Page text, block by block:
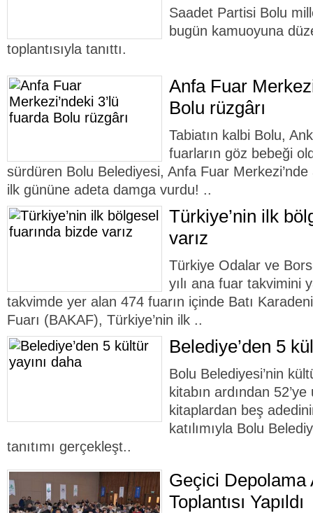
Saadet Partisi Bolu
bugün kamuoyuna
toplantısıyla tanıttı.
Anfa Fuar
Bolu rüzgârı
Tabiatın kalbi Bolu,
fuarların göz bebeği
sürdüren Bolu Belediyesi, Anfa Fuar Merkezi’nde
ilk gününe adeta damga vurdu! ..
Türkiye’nin ilk
varız
Türkiye Odalar ve
yılı ana fuar takvimini
takvimde yer alan 474 fuarın içinde Batı
Fuarı (BAKAF), Türkiye’nin ilk ..
Belediye’den 5
Bolu Belediyesi’nin
kitabın ardından
kitaplardan beş
katılımıyla Bolu
tanıtımı gerçekleşt..
Geçici Depolama
Toplantısı Yapıldı